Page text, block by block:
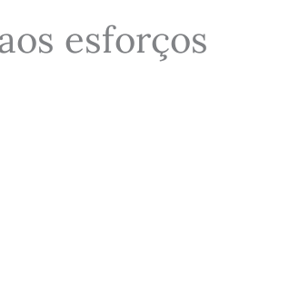
esforços